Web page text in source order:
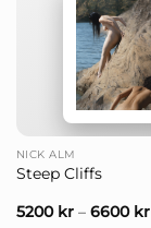
NICK ALM
Steep Cliffs
5200 kr– 6600 kr